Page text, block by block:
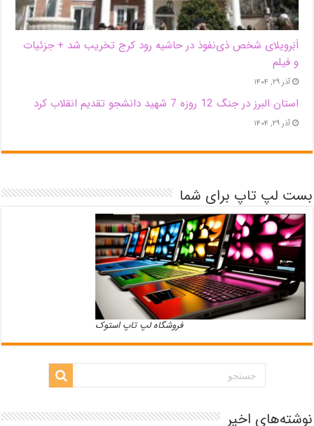
اَبَر‌ویلای شخص ذی‌نفوذ در حاشیه‌ رود کرج تخریب شد + جزئیات
و فیلم
آذر ۲۹, ۱۴۰۴
استان البرز در جنگ 12 روزه 7 شهید دانشجو تقدیم انقلاب کرد
آذر ۲۹, ۱۴۰۴
بست لپ تاپ برای شما
فروشگاه لپ تاپ استوک
نوشته‌های اخیر